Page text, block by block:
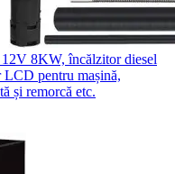
8KW, încălzitor diesel
LCD pentru mașină,
și remorcă etc.